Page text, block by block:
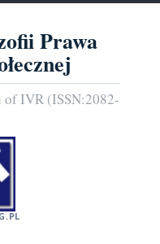
Prawa
of IVR (ISSN:2082-